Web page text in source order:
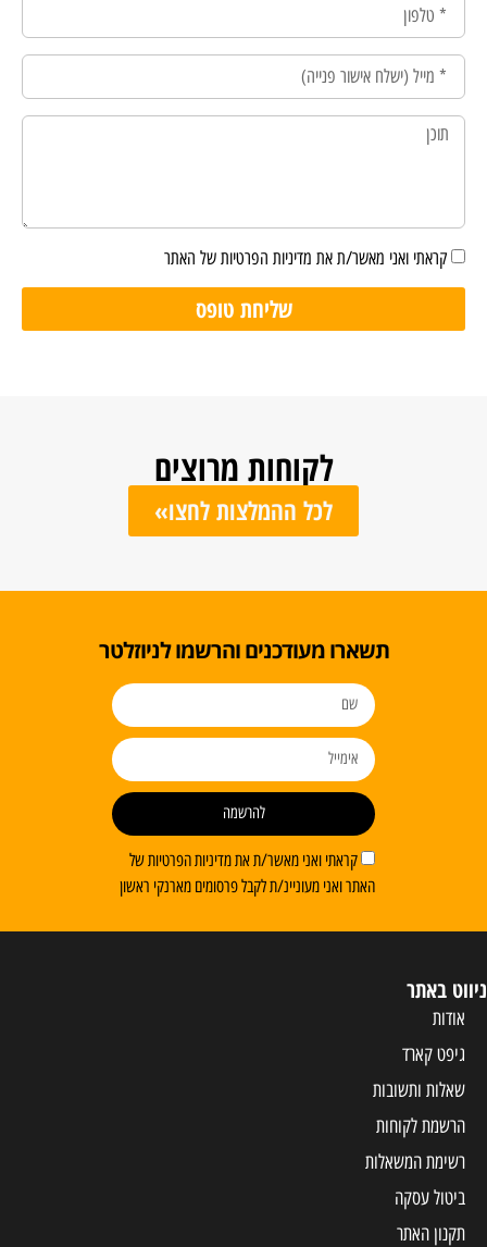
קראתי ואני מאשר/ת את מדיניות הפרטיות של האתר
שליחת טופס
לקוחות מרוצים
לכל ההמלצות לחצו»
תשארו מעודכנים והרשמו לניוזלטר
קראתי ואני מאשר/ת את מדיניות הפרטיות של
האתר ואני מעוניינ/ת לקבל פרסומים מארנקי ראשון
להרשמה
ניווט באתר
אודות
גיפט קארד
שאלות ותשובות
הרשמת לקוחות
רשימת המשאלות
ביטול עסקה
תקנון האתר